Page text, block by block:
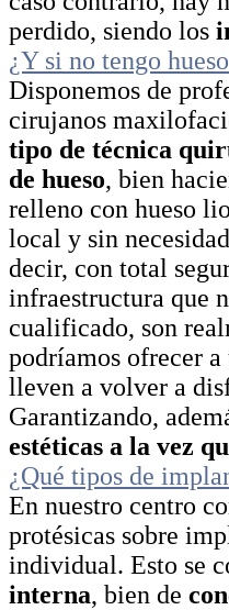
perdido, siendo los
¿Y si no tengo
Disponemos de
cirujanos
tipo de técnica
de hueso, bien
relleno con hueso
local y sin
decir, con total
infraestructura que
cualificado, son
podríamos ofrecer a
lleven a volver a
Garantizando,
estéticas a la vez
¿Qué tipos de
En nuestro centro
protésicas sobre
individual. Esto se
interna, bien de